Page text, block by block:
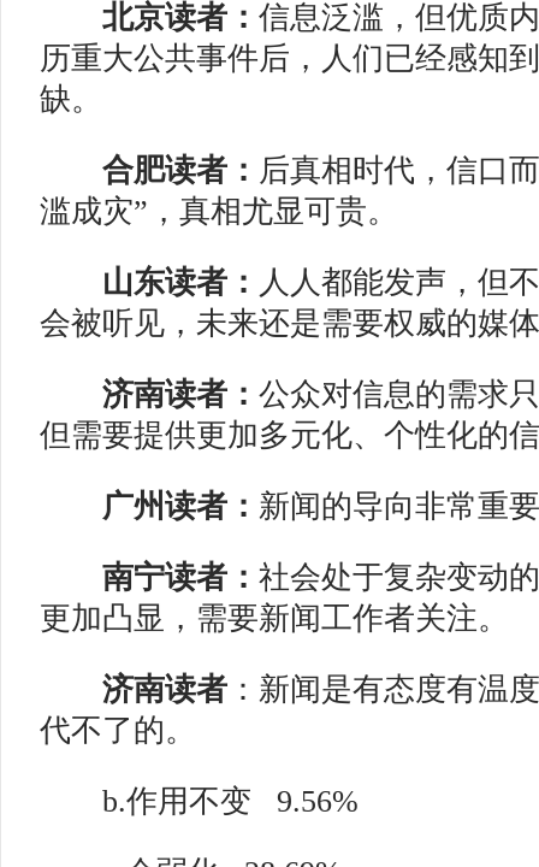
北京读者： 信息泛滥，但优质
历重大公共事件后，人们已经感知
缺。
合肥读者： 后真相时代，信口
滥成灾”，真相尤显可贵。
山东读者： 人人都能发声，但
会被听见，未来还是需要权威的媒
济南读者： 公众对信息的需求
但需要提供更加多元化、个性化的
广州读者： 新闻的导向非常重
南宁读者： 社会处于复杂变动
更加凸显，需要新闻工作者关注。
济南读者 ：新闻是有态度有温
代不了的。
b.作用不变 9.56%